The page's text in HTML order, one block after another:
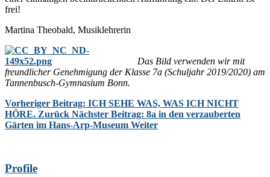
frei!
Martina Theobald, Musiklehrerin
Das Bild verwenden wir mit
freundlicher Genehmigung der Klasse 7a (Schuljahr 2019/2020) am
Tannenbusch-Gymnasium Bonn.
Vorheriger Beitrag: ICH SEHE WAS, WAS ICH NICHT
HÖRE. Zurück Nächster Beitrag: 8a in den verzauberten
Gärten im Hans-Arp-Museum Weiter
Profile